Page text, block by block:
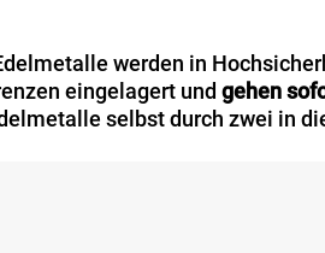
werden in
eingelagert und gehen
selbst durch zwei in